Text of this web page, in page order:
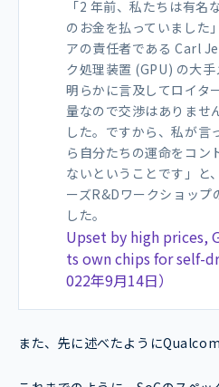
「2 年前、私たちは有名
のお金を払っていました
アの責任者である Carl
ク処理装置 (GPU) の大
明らかに言及してロイタ
量なので交渉はありませ
した。ですから、私が言
ら自分たちの運命をコン
ないということです」と
ーズR&Dワークショップ
した。
Upset by high prices,
ts own chips for self-
022年9月14日）
また、先に述べたように